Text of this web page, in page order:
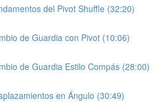
del Pivot Shuffle (32:20)
de Guardia con Pivot (10:06)
de Guardia Estilo Compás (28:00)
en Ángulo (30:49)